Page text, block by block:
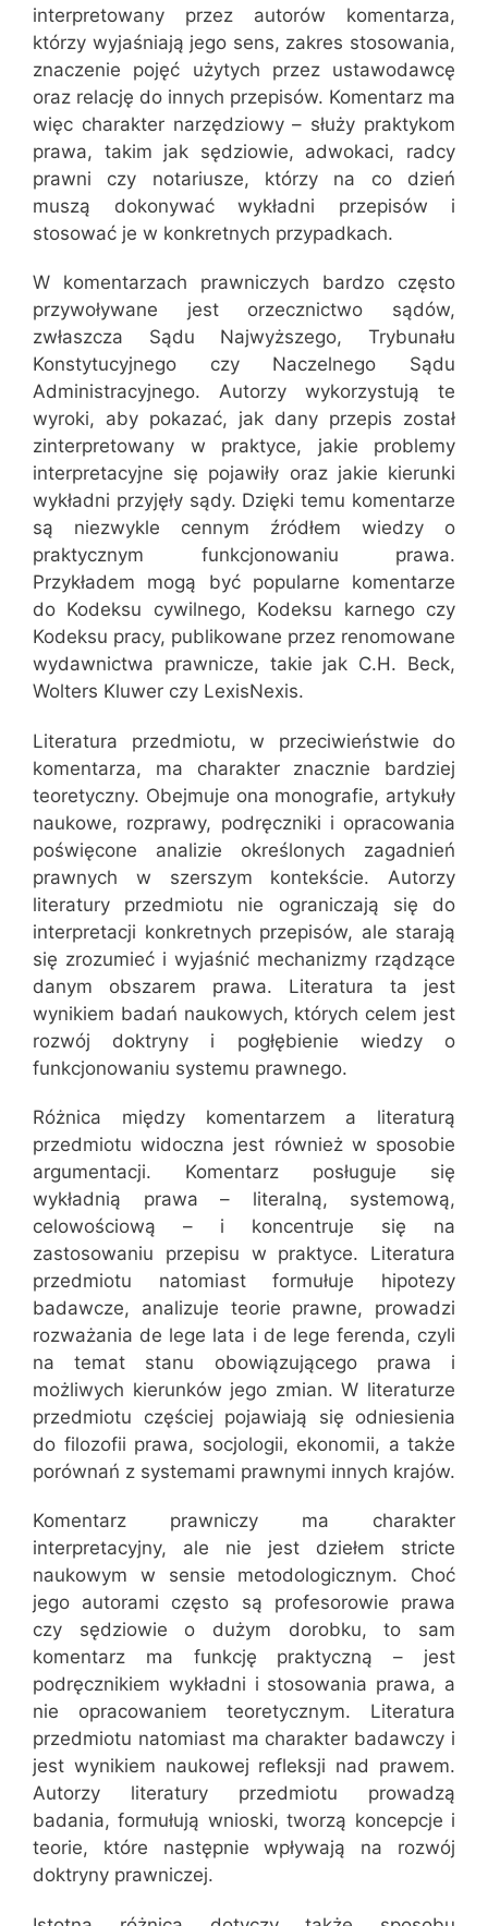
interpretowany przez autorów komentarza,
którzy wyjaśniają jego sens, zakres stosowania,
znaczenie pojęć użytych przez ustawodawcę
oraz relację do innych przepisów. Komentarz ma
więc charakter narzędziowy – służy praktykom
prawa, takim jak sędziowie, adwokaci, radcy
prawni czy notariusze, którzy na co dzień
muszą dokonywać wykładni przepisów i
stosować je w konkretnych przypadkach.
W komentarzach prawniczych bardzo często
przywoływane jest orzecznictwo sądów,
zwłaszcza Sądu Najwyższego, Trybunału
Konstytucyjnego czy Naczelnego Sądu
Administracyjnego. Autorzy wykorzystują te
wyroki, aby pokazać, jak dany przepis został
zinterpretowany w praktyce, jakie problemy
interpretacyjne się pojawiły oraz jakie kierunki
wykładni przyjęły sądy. Dzięki temu komentarze
są niezwykle cennym źródłem wiedzy o
praktycznym funkcjonowaniu prawa.
Przykładem mogą być popularne komentarze
do Kodeksu cywilnego, Kodeksu karnego czy
Kodeksu pracy, publikowane przez renomowane
wydawnictwa prawnicze, takie jak C.H. Beck,
Wolters Kluwer czy LexisNexis.
Literatura przedmiotu, w przeciwieństwie do
komentarza, ma charakter znacznie bardziej
teoretyczny. Obejmuje ona monografie, artykuły
naukowe, rozprawy, podręczniki i opracowania
poświęcone analizie określonych zagadnień
prawnych w szerszym kontekście. Autorzy
literatury przedmiotu nie ograniczają się do
interpretacji konkretnych przepisów, ale starają
się zrozumieć i wyjaśnić mechanizmy rządzące
danym obszarem prawa. Literatura ta jest
wynikiem badań naukowych, których celem jest
rozwój doktryny i pogłębienie wiedzy o
funkcjonowaniu systemu prawnego.
Różnica między komentarzem a literaturą
przedmiotu widoczna jest również w sposobie
argumentacji. Komentarz posługuje się
wykładnią prawa – literalną, systemową,
celowościową – i koncentruje się na
zastosowaniu przepisu w praktyce. Literatura
przedmiotu natomiast formułuje hipotezy
badawcze, analizuje teorie prawne, prowadzi
rozważania de lege lata i de lege ferenda, czyli
na temat stanu obowiązującego prawa i
możliwych kierunków jego zmian. W literaturze
przedmiotu częściej pojawiają się odniesienia
do filozofii prawa, socjologii, ekonomii, a także
porównań z systemami prawnymi innych krajów.
Komentarz prawniczy ma charakter
interpretacyjny, ale nie jest dziełem stricte
naukowym w sensie metodologicznym. Choć
jego autorami często są profesorowie prawa
czy sędziowie o dużym dorobku, to sam
komentarz ma funkcję praktyczną – jest
podręcznikiem wykładni i stosowania prawa, a
nie opracowaniem teoretycznym. Literatura
przedmiotu natomiast ma charakter badawczy i
jest wynikiem naukowej refleksji nad prawem.
Autorzy literatury przedmiotu prowadzą
badania, formułują wnioski, tworzą koncepcje i
teorie, które następnie wpływają na rozwój
doktryny prawniczej.